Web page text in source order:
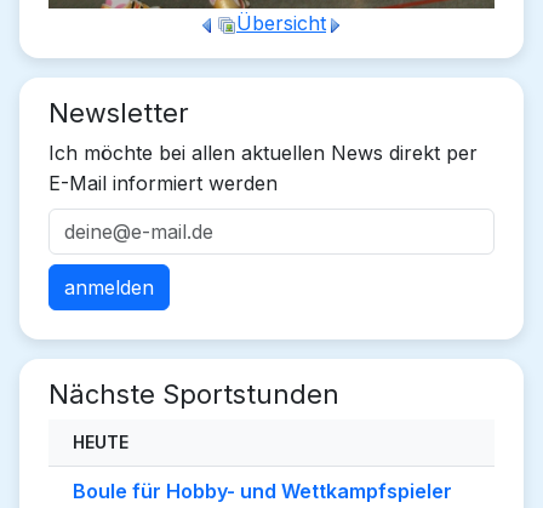
Übersicht
Newsletter
Ich möchte bei allen aktuellen News direkt per
E-Mail informiert werden
Nächste Sportstunden
HEUTE
Boule für Hobby- und Wettkampfspieler